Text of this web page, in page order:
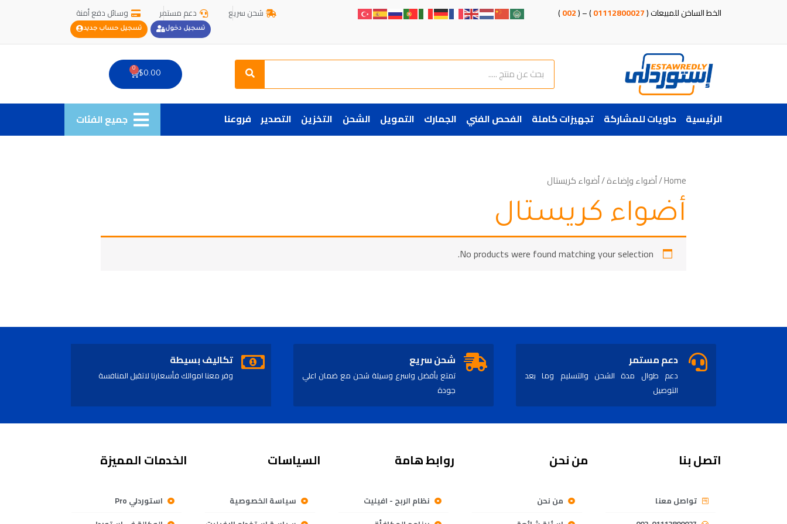
الخط الساخن للمبيعات (01112800027
) – (
002
) شحن سريع دعم مستمر وسائل دفع أمنة
تسجيل دخول تسجيل حساب جديد
Search
Search
$0.00
0
Cart
الرئيسية حاويات للمشاركة تجهيزات كاملة الفحص الفني الجمارك التمويل الشحن التخزين التصدير فروعنا جميع الفئات
Home
/أضواء وإضاءة/ أضواء كريستال
أضواء كريستال
No products were found matching your selection.
دعم مستمر
دعم طوال مدة الشحن والتسليم وما بعد
التوصيل
شحن سريع
تمتع بأفضل واسرع وسيلة شحن مع ضمان اعلي
جودة
تكاليف بسيطة
وفر معنا اموالك فأسعارنا لاتقبل المنافسة
اتصل بنا
تواصل معنا
من نحن
من نحن
روابط هامة
نظام الربح - افيليت
السياسات
سياسة الخصوصية
الخدمات المميزة
استوردلي Pro